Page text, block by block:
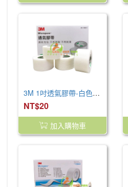
3M 1吋透氣膠帶-白色 (1入)
NT$20
加入購物車